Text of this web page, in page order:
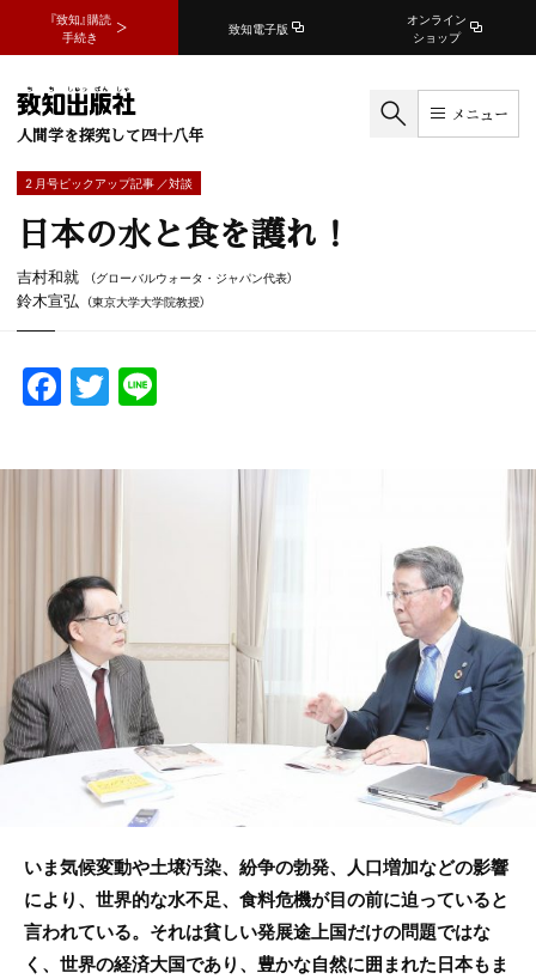
『致知』購読
手続き
致知電子版
オンライン
ショップ
人間学を探究して四十八年
メニュー
2 月号ピックアップ記事 ／対談
日本の水と食を護れ！
吉村和就 （グローバルウォータ・ジャパン代表）
鈴木宣弘 （東京大学大学院教授）
F
a
c
o
o
k
T
w
itt
いま気候変動や土壌汚染、紛争の勃発、人口増加などの影響
により、世界的な水不足、食料危機が目の前に迫っていると
言われている。それは貧しい発展途上国だけの問題ではな
く、世界の経済大国であり、豊かな自然に囲まれた日本もま